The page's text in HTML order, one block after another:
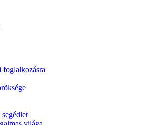
foglalkozásra